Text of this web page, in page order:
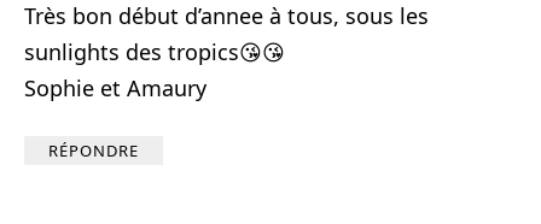
Très bon début d’annee à tous, sous les
sunlights des tropics😘😘
Sophie et Amaury
RÉPONDRE